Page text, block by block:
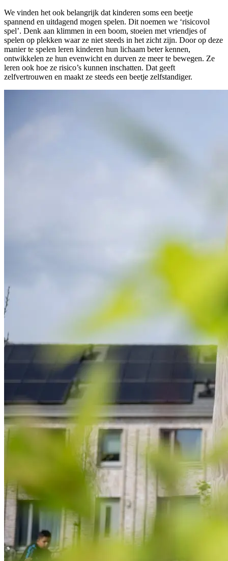
We vinden het ook belangrijk dat kinderen soms een beetje
spannend en uitdagend mogen spelen. Dit noemen we ‘risicovol
spel’. Denk aan klimmen in een boom, stoeien met vriendjes of
spelen op plekken waar ze niet steeds in het zicht zijn. Door op deze
manier te spelen leren kinderen hun lichaam beter kennen,
ontwikkelen ze hun evenwicht en durven ze meer te bewegen. Ze
leren ook hoe ze risico’s kunnen inschatten. Dat geeft
zelfvertrouwen en maakt ze steeds een beetje zelfstandiger.